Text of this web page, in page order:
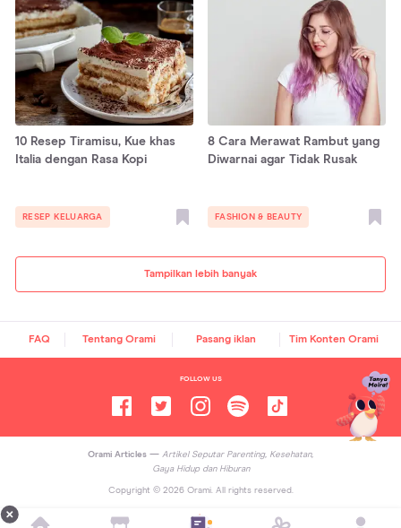
Tampilkan lebih banyak
10 Resep Tiramisu, Kue khas
Italia dengan Rasa Kopi
RESEP KELUARGA
8 Cara Merawat Rambut yang
Diwarnai agar Tidak Rusak
FASHION & BEAUTY
FAQ Tentang Orami Pasang iklan Tim Konten Orami
FOLLOW US
Orami Articles — Artikel Seputar Parenting, Kesehatan,
Gaya Hidup dan Hiburan
Copyright © 2026Orami. All rights reserved.